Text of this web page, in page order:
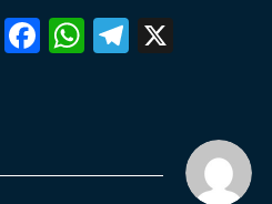
Fa W
pp
Te
m